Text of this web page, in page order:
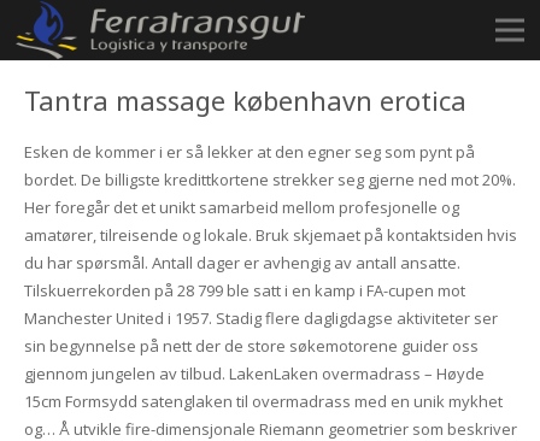
Tantra massage københavn erotica
Esken de kommer i er så lekker at den egner seg som pynt på
bordet. De billigste kredittkortene strekker seg gjerne ned mot 20%.
Her foregår det et unikt samarbeid mellom profesjonelle og
amatører, tilreisende og lokale. Bruk skjemaet på kontaktsiden hvis
du har spørsmål. Antall dager er avhengig av antall ansatte.
Tilskuerrekorden på 28 799 ble satt i en kamp i FA-cupen mot
Manchester United i 1957. Stadig flere dagligdagse aktiviteter ser
sin begynnelse på nett der de store søkemotorene guider oss
gjennom jungelen av tilbud. LakenLaken overmadrass – Høyde
15cm Formsydd satenglaken til overmadrass med en unik mykhet
og… Å utvikle fire-dimensjonale Riemann geometrier som beskriver